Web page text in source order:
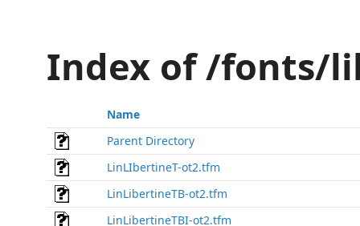
Index of /fonts/
Name
Parent Directory
LinLIbertineT-ot2.tfm
LinLibertineTB-ot2.tfm
LinLibertineTBI-ot2.tfm